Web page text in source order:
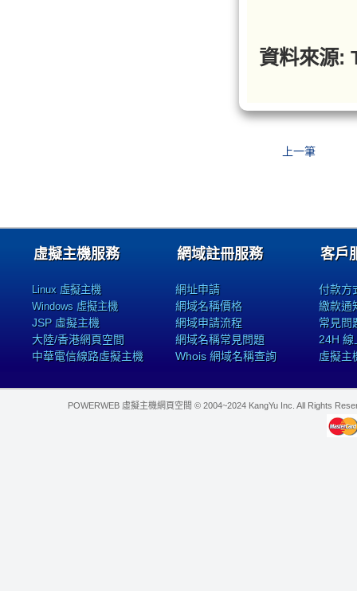
資料來源:
上一筆
虛擬主機服務
Linux 虛擬主機
Windows 虛擬主機
JSP 虛擬主機
大陸/香港網頁空間
中華電信線路虛擬主機
網域註冊服務
網址申請
網域名稱價格
網域申請流程
網域名稱常見問題
Whois 網域名稱查詢
客戶
付款方
繳款通
常見問
24H 線
虛擬主
POWERWEB 虛擬主機網頁空間 © 2004~2024 KangYu Inc. All Rights